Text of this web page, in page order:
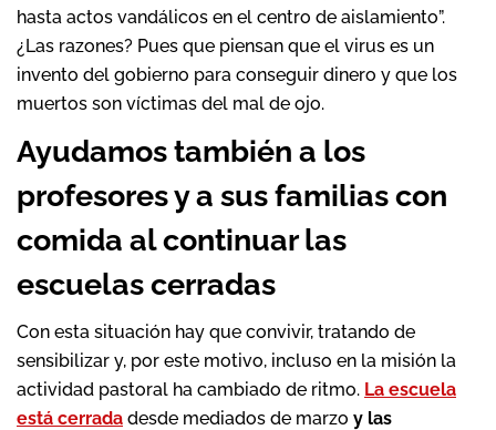
hasta actos vandálicos en el centro de aislamiento”.
¿Las razones? Pues que piensan que el virus es un
invento del gobierno para conseguir dinero y que los
muertos son víctimas del mal de ojo.
Ayudamos también a los
profesores y a sus familias con
comida al continuar las
escuelas cerradas
Con esta situación hay que convivir, tratando de
sensibilizar y, por este motivo, incluso en la misión la
actividad pastoral ha cambiado de ritmo. La escuela
está cerrada desde mediados de marzo y las